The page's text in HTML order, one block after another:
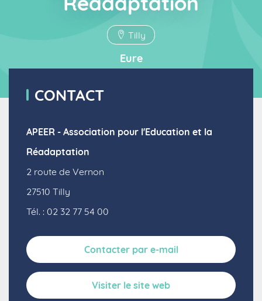
Tilly
Eure
CONTACT
APEER - Association pour l'Education et la
Réadaptation
2 route de Vernon
27510 Tilly
Tél. : 02 32 77 54 00
Contacter par e-mail
Visiter le site web